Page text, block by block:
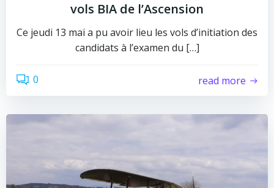
vols BIA de l’Ascension
Ce jeudi 13 mai a pu avoir lieu les vols d’initiation des
candidats à l’examen du […]
0 read more